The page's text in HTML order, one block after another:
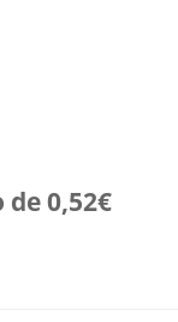
de 0,52€